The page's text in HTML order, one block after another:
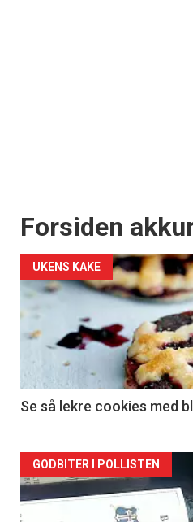
Forsiden
UKENS KAKE
Se så lekre cookies med
Forsiden
akkurat
GODBITER I POLLISTEN